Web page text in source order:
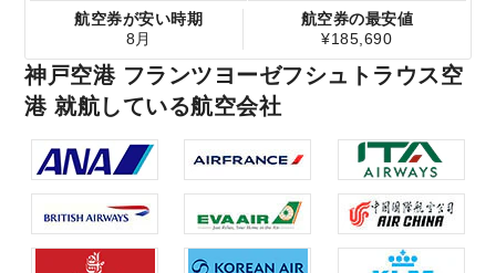
航空券が安い時期
8月
航空券の最安値
¥185,690
神戸空港 フランツヨーゼフシュトラウス空
港 就航している航空会社